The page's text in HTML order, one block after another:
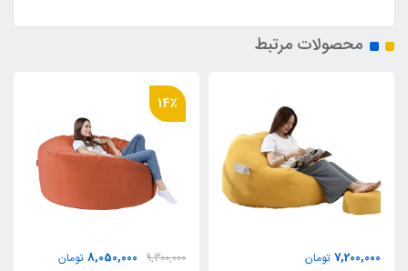
محصولات مرتبط
7,200,000 تومان
14٪
9,300,000
8,050,000 تومان